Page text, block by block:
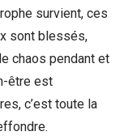
survient, ces
sont blessés,
chaos pendant et
être est
c’est toute la